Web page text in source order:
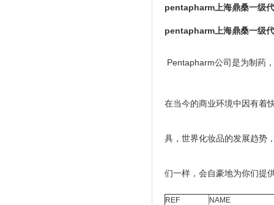
pentapharm上海鼎桑一级
pentapharm上海鼎桑一级
Pentapharm公司是为制药
在当今的商业环境中因有着
具，世界化妆品的发展趋势
们一样，会自豪地为你们提
REF
NAME